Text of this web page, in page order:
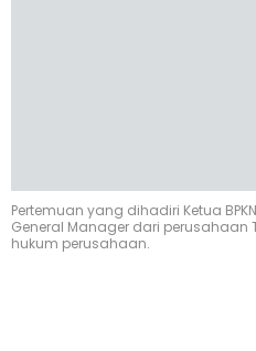
Pertemuan yang dihadiri Ketua
General Manager dari perusahaan
hukum perusahaan.